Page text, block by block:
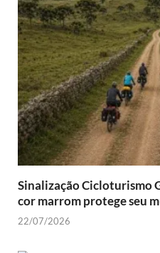
Sinalização Cicloturismo
cor marrom protege seu
22/07/2026